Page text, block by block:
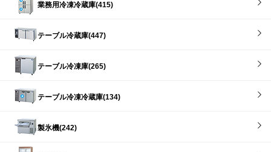
業務用冷凍冷蔵庫(415)
テーブル冷蔵庫(447)
テーブル冷凍庫(265)
テーブル冷凍冷蔵庫(134)
製氷機(242)